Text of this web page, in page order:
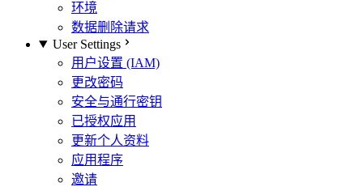
环境
数据删除请求
User Settings
用户设置 (IAM)
更改密码
安全与通行密钥
已授权应用
更新个人资料
应用程序
邀请